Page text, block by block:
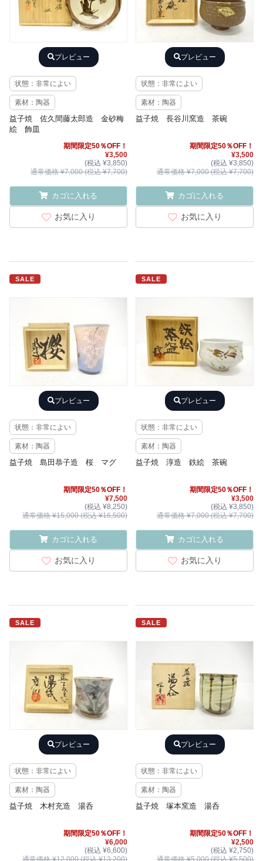
プレビュー
状態：非常によい
素材：陶器
益子焼 佐久間藤太郎造 金砂梅
絵 飾皿
期間限定50％OFF！
¥3,500
(税込 ¥3,850)
通常価格 ¥7,000 (税込 ¥7,700)
カゴに入れる
お気に入り
プレビュー
状態：非常によい
素材：陶器
益子焼 長谷川窯造 茶碗
期間限定50％OFF！
¥3,500
(税込 ¥3,850)
通常価格 ¥7,000 (税込 ¥7,700)
カゴに入れる
お気に入り
SALE
プレビュー
状態：非常によい
素材：陶器
益子焼 島田恭子造 桜 マグ
期間限定50％OFF！
¥7,500
(税込 ¥8,250)
通常価格 ¥15,000 (税込 ¥16,500)
カゴに入れる
お気に入り
SALE
プレビュー
状態：非常によい
素材：陶器
益子焼 淳造 鉄絵 茶碗
期間限定50％OFF！
¥3,500
(税込 ¥3,850)
通常価格 ¥7,000 (税込 ¥7,700)
カゴに入れる
お気に入り
SALE
プレビュー
状態：非常によい
素材：陶器
益子焼 木村充造 湯呑
期間限定50％OFF！
¥6,000
(税込 ¥6,600)
SALE
プレビュー
状態：非常によい
素材：陶器
益子焼 塚本窯造 湯呑
期間限定50％OFF！
¥2,500
(税込 ¥2,750)